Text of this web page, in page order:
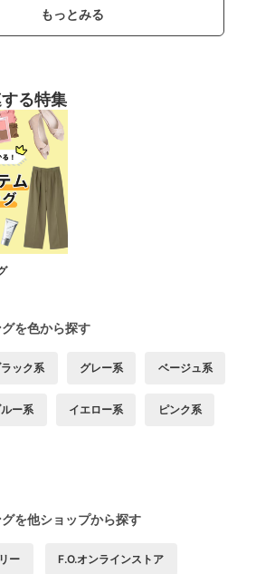
もっとみる
る特集
を色から探す
ック系 グレー系 ベージュ系
ー系 イエロー系 ピンク系
を他ショップから探す
ー F.O.オンラインストア